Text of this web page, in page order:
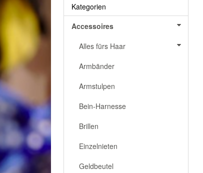
Kategorien
Accessoires
Alles fürs Haar
Armbänder
Armstulpen
Bein-Harnesse
Brillen
Einzelnieten
Geldbeutel